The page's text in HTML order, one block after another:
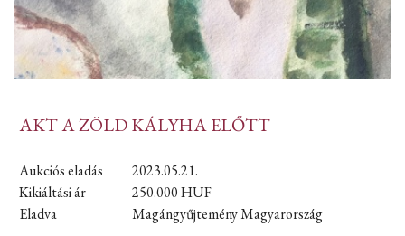
AKT A ZÖLD KÁLYHA ELŐTT
Aukciós eladás
2023.05.21.
Kikiáltási ár
250.000HUF
Eladva
Magángyűjtemény Magyarország